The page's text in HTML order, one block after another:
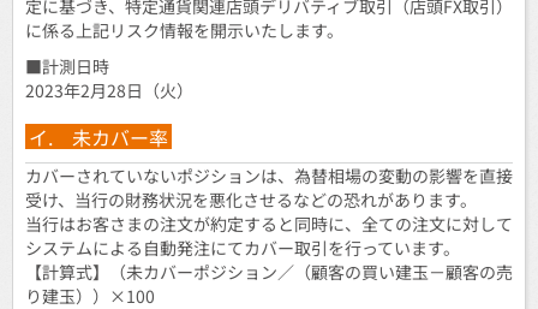
定に基づき、特定通貨関連店頭デリバティブ取引（店頭FX取引）
に係る上記リスク情報を開示いたします。
■計測日時
2023年2月28日（火）
イ. 未カバー率
カバーされていないポジションは、為替相場の変動の影響を直接
受け、当行の財務状況を悪化させるなどの恐れがあります。
当行はお客さまの注文が約定すると同時に、全ての注文に対して
システムによる自動発注にてカバー取引を行っています。
【計算式】（未カバーポジション／（顧客の買い建玉－顧客の売
り建玉））×100